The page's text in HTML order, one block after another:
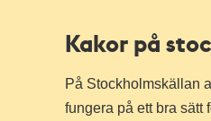
Kakor på
På Stockholmskällan
fungera på ett bra sätt